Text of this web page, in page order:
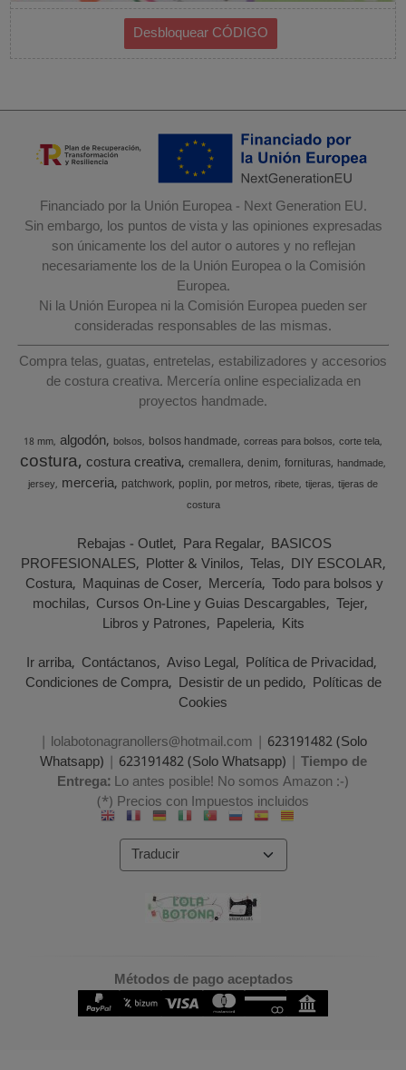
Financiado por la Unión Europea - Next Generation EU.
Sin embargo, los puntos de vista y las opiniones expresadas
son únicamente los del autor o autores y no reflejan
necesariamente los de la Unión Europea o la Comisión
Europea.
Ni la Unión Europea ni la Comisión Europea pueden ser
consideradas responsables de las mismas.
Compra telas, guatas, entretelas, estabilizadores y accesorios
de costura creativa. Mercería online especializada en
proyectos handmade.
18 mm algodón bolsos bolsos handmade correas para bolsos corte tela
costura costura creativa cremallera denim fornituras handmade
jersey merceria patchwork poplin por metros ribete tijeras tijeras de
costura
Rebajas - Outlet Para Regalar BASICOS
PROFESIONALES Plotter & Vinilos Telas DIY ESCOLAR
Costura Maquinas de Coser Mercería Todo para bolsos y
mochilas Cursos On-Line y Guias Descargables Tejer
Libros y Patrones Papeleria Kits
Ir arriba Contáctanos Aviso Legal Política de Privacidad
Condiciones de Compra Desistir de un pedido Políticas de
Cookies
| lolabotonagranollers@hotmail.com | 623191482 (Solo
Whatsapp) | 623191482 (Solo Whatsapp) | Tiempo de
Entrega:Lo antes posible! No somos Amazon :-)
(*) Precios con Impuestos incluidos
Métodos de pago aceptados